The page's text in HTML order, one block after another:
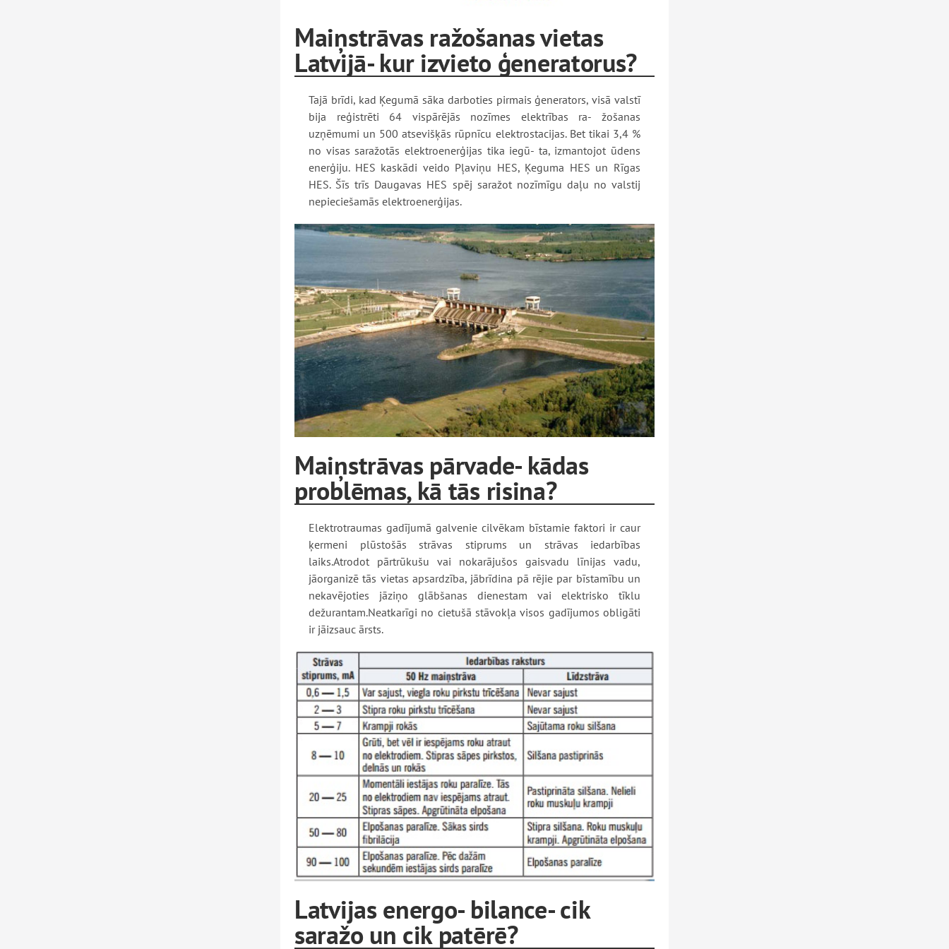
Maiņstrāvas ražošanas vietas
Latvijā- kur izvieto ģeneratorus?
Tajā brīdi, kad Ķegumā sāka darboties pirmais ģenerators, visā valstī
bija reģistrēti 64 vispārējās nozīmes elektrības ra- žošanas
uzņēmumi un 500 atsevišķās rūpnīcu elektrostacijas. Bet tikai 3,4 %
no visas saražotās elektroenerģijas tika iegū- ta, izmantojot ūdens
enerģiju. HES kaskādi veido Pļaviņu HES, Ķeguma HES un Rīgas
HES. Šīs trīs Daugavas HES spēj saražot nozīmīgu daļu no valstij
nepieciešamās elektroenerģijas.
Maiņstrāvas pārvade- kādas
problēmas, kā tās risina?
Elektrotraumas gadījumā galvenie cilvēkam bīstamie faktori ir caur
ķermeni plūstošās strāvas stiprums un strāvas iedarbības
laiks.Atrodot pārtrūkušu vai nokarājušos gaisvadu līnijas vadu,
jāorganizē tās vietas apsardzība, jābrīdina pā­ rējie par bīstamību un
nekavējoties jāziņo glābšanas dienestam vai elektrisko tīklu
dežurantam.Neatkarīgi no cietušā stāvokļa visos gadījumos obligāti
ir jāizsauc ārsts.
Latvijas energo- bilance- cik
saražo un cik patērē?